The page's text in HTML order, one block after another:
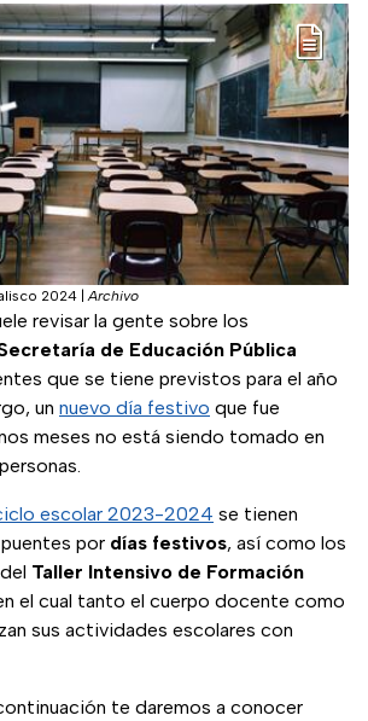
2024 |Archivo
revisar la gente sobre los
de Educación Pública
que se tiene previstos para el año
un nuevo día festivo que fue
meses no está siendo tomado en
escolar 2023-2024 se tienen
por días festivos, así como los
Taller Intensivo de Formación
el cual tanto el cuerpo docente como
sus actividades escolares con
te daremos a conocer